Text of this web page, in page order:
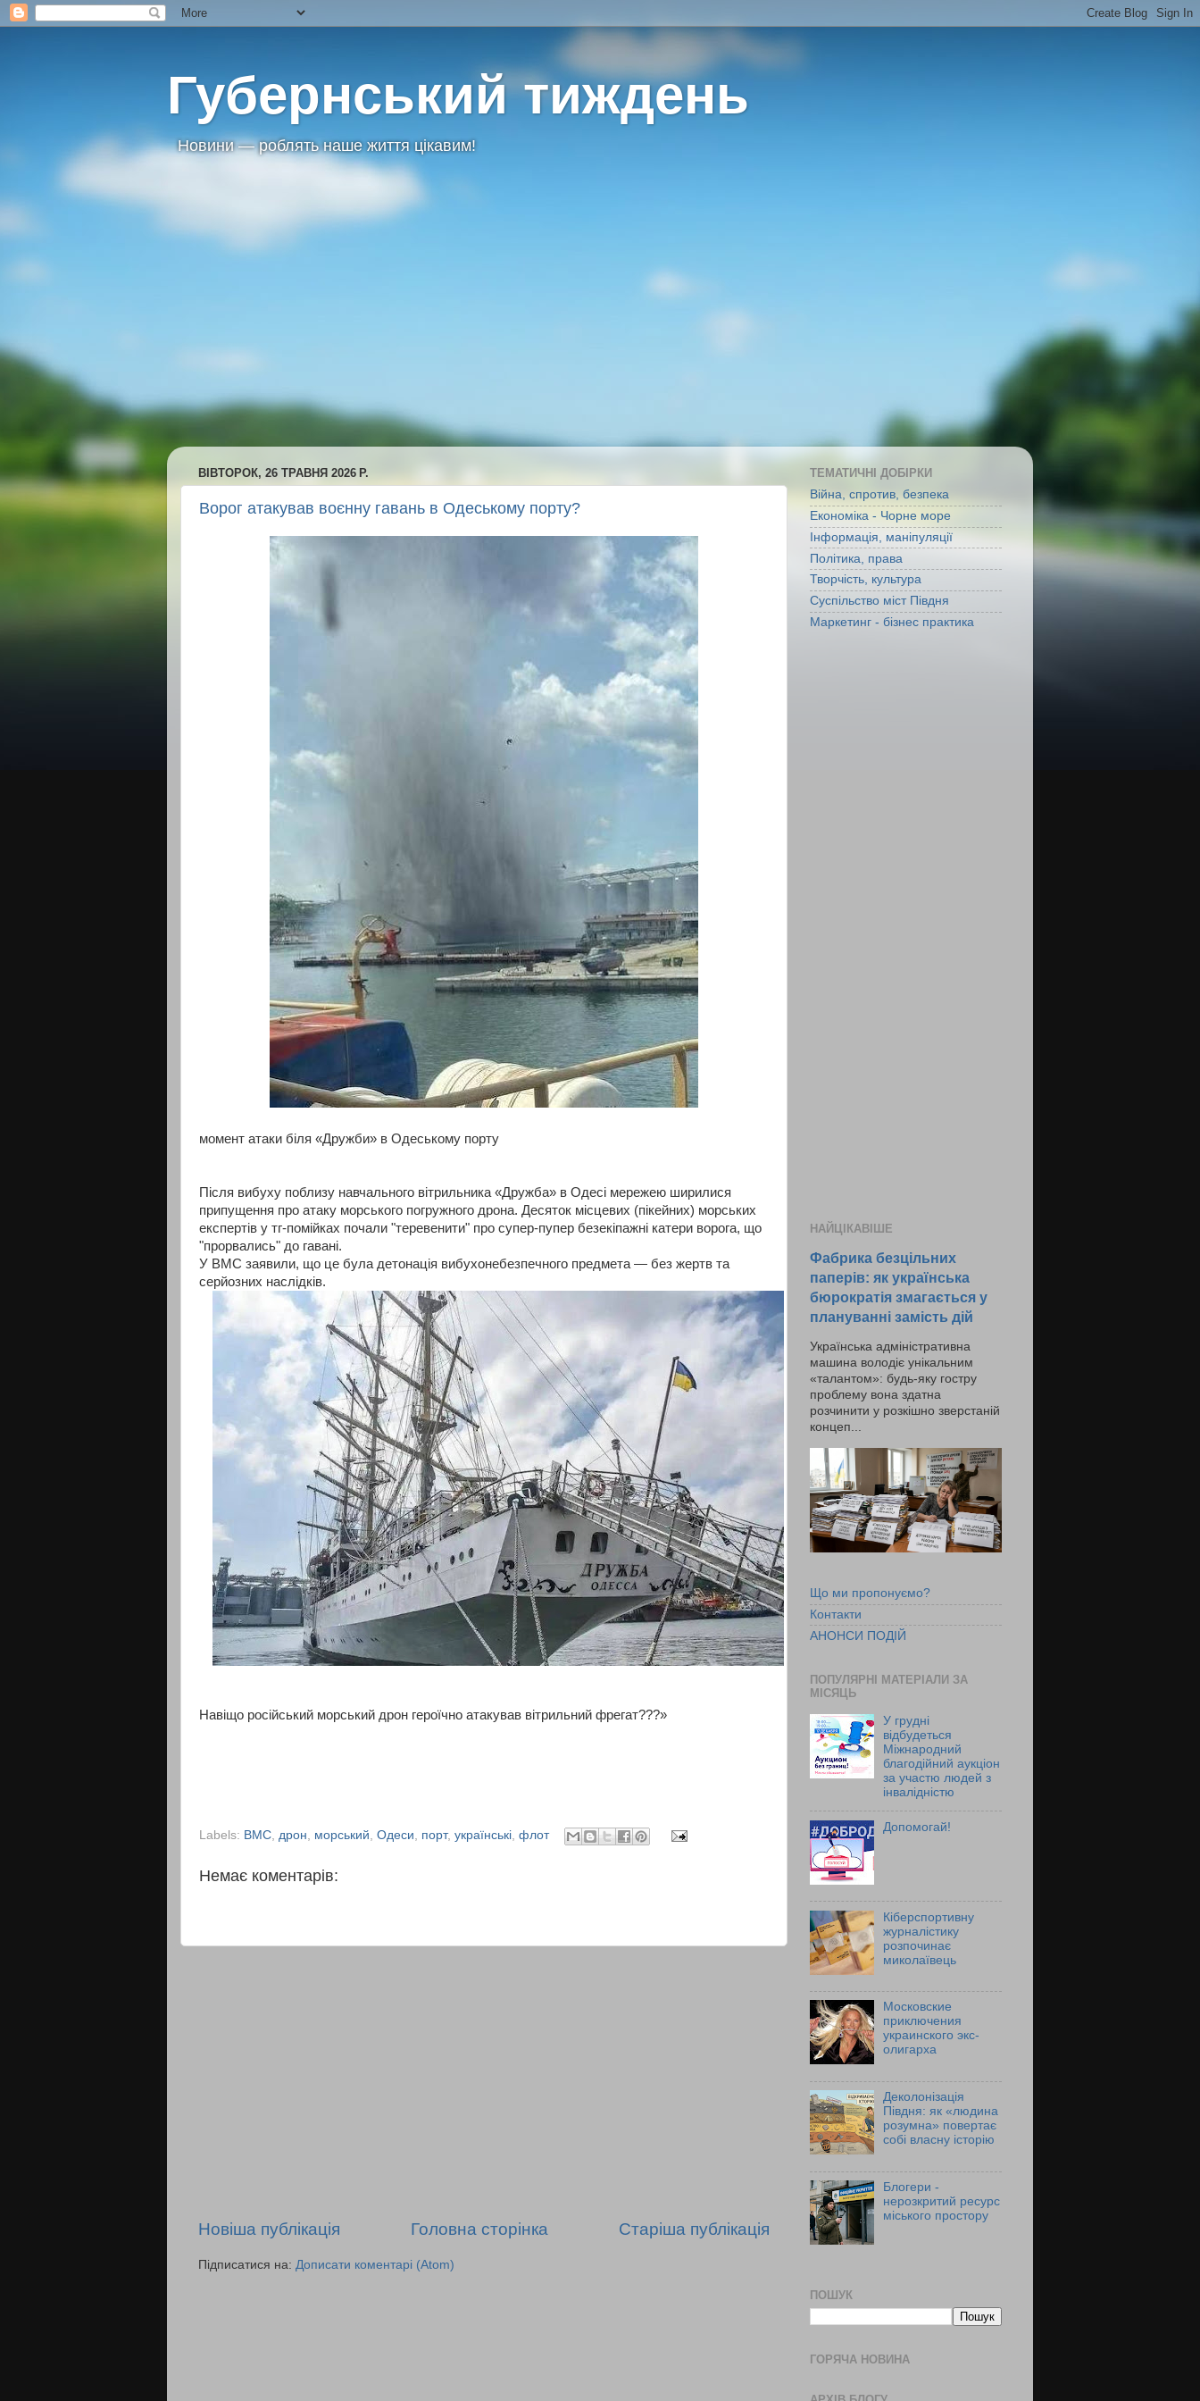
Губернський тиждень
Новини — роблять наше життя цікавим!
ВІВТОРОК, 26 ТРАВНЯ 2026 Р.
Ворог атакував воєнну гавань в Одеському порту?
момент атаки біля «Дружби» в Одеському порту
Після вибуху поблизу навчального вітрильника «Дружба» в Одесі мережею ширилися
припущення про атаку морського погружного дрона. Десяток місцевих (пікейних) морських
експертів у тг-помійках почали "теревенити" про супер-пупер безекіпажні катери ворога, що
"прорвались" до гавані.
У ВМС заявили, що це була детонація вибухонебезпечного предмета — без жертв та
серйозних наслідків.
Навіщо російський морський дрон героїчно атакував вітрильний фрегат???»
Labels: ВМС дрон морський Одеси порт, українські флот
Немає коментарів:
Новіша публікація Старіша публікація
Головна сторінка
Підписатися на: Дописати коментарі (Atom)
ТЕМАТИЧНІ ДОБІРКИ
Війна, спротив, безпека
Економіка - Чорне море
Інформація, маніпуляції
Політика, права
Творчість, культура
Суспільство міст Півдня
Маркетинг - бізнес практика
НАЙЦІКАВІШЕ
Фабрика безцільних
паперів: як українська
бюрократія змагається у
плануванні замість дій
Українська адміністративна
машина володіє унікальним
«талантом»: будь-яку гостру
проблему вона здатна
розчинити у розкішно зверстаній
концеп...
Що ми пропонуємо?
Контакти
АНОНСИ ПОДІЙ
ПОПУЛЯРНІ МАТЕРІАЛИ ЗА
МІСЯЦЬ
У грудні
відбудеться
Міжнародний
благодійний аукціон
за участю людей з
інвалідністю
Допомогай!
Кіберспортивну
журналістику
розпочинає
миколаївець
Московские
приключения
украинского экс-
олигарха
Деколонізація
Півдня: як «людина
розумна» повертає
собі власну історію
Блогери -
нерозкритий ресурс
міського простору
ПОШУК
ГОРЯЧА НОВИНА